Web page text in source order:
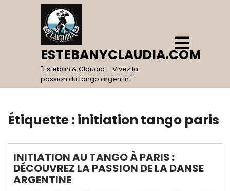
ESTEBANYCLAUDIA.COM
"Esteban & Claudia – Vivez la
passion du tango argentin."
Open
Menu
Étiquette : initiation tango paris
INITIATION AU TANGO À PARIS :
DÉCOUVREZ LA PASSION DE LA DANSE
ARGENTINE